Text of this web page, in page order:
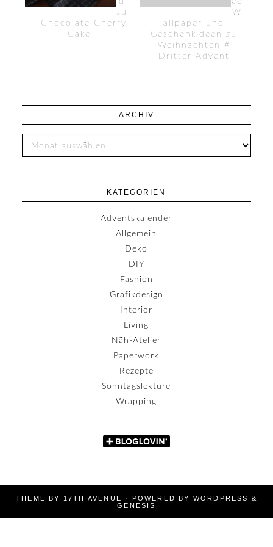
Ju
l: Chocolate Cherry
Cake
W
allpaper und
Geschenkideen zu
Weihnachten #
Dritter Advent
ARCHIV
KATEGORIEN
Adventskalender
Allgemein
Deko
DIY
Fashion
Grafikdesign
Interior
Living
Näh-Atelier
Paperwork
Rezepte
Sonntagslektüre
Wrapping
THEME BY 17TH AVENUE · POWERED BY WORDPRESS
&
GENESIS